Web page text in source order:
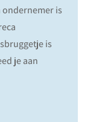
ondernemer is
is
je aan